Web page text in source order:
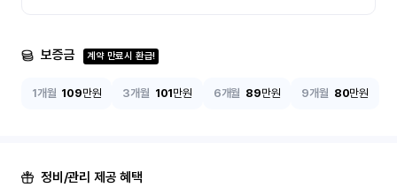
보증금 계약 만료시 환급!
1개월 109만원 3개월 101만원 6개월 89만원 9개월 80만원
정비/관리 제공 혜택